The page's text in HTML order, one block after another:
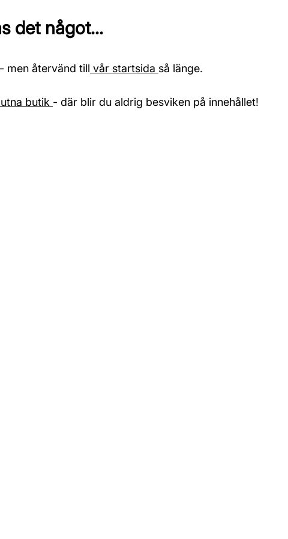
det något...
men återvänd till vår startsida så länge.
butik - där blir du aldrig besviken på innehållet!